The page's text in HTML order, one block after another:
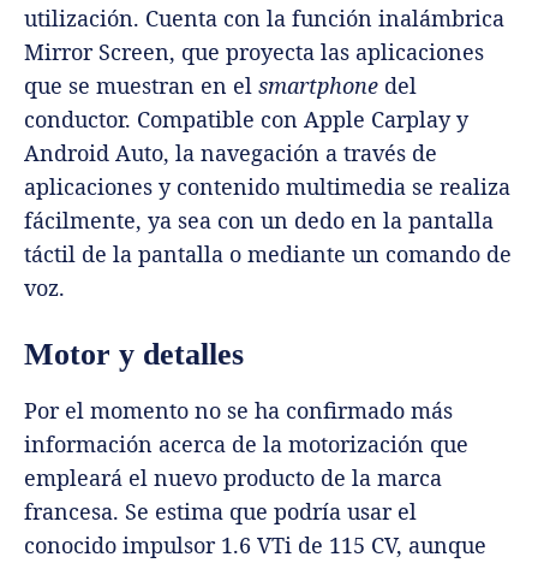
utilización. Cuenta con la función inalámbrica
Mirror Screen, que proyecta las aplicaciones
que se muestran en el smartphone del
conductor. Compatible con Apple Carplay y
Android Auto, la navegación a través de
aplicaciones y contenido multimedia se realiza
fácilmente, ya sea con un dedo en la pantalla
táctil de la pantalla o mediante un comando de
voz.
Motor y detalles
Por el momento no se ha confirmado más
información acerca de la motorización que
empleará el nuevo producto de la marca
francesa. Se estima que podría usar el
conocido impulsor 1.6 VTi de 115 CV, aunque